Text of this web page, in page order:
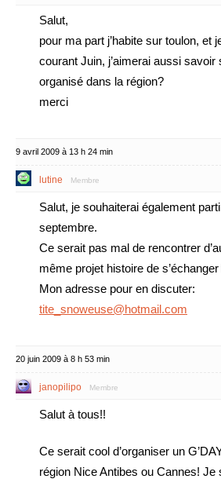
Salut,
pour ma part j’habite sur toulon, et
courant Juin, j’aimerai aussi savoir
organisé dans la région?
merci
9 avril 2009 à 13 h 24 min
lutine Membre
Salut, je souhaiterai également
septembre.
Ce serait pas mal de rencontrer
même projet histoire de
Mon adresse pour en discuter:
tite_snoweuse@hotmail.com
20 juin 2009 à 8 h 53 min
janopilipo Membre
Salut à tous!!
Ce serait cool d’organiser un
région Nice Antibes ou Cannes! Je